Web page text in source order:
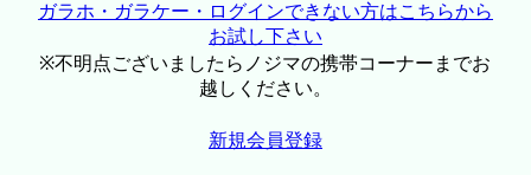
ガラホ・ガラケー・ログインできない方はこちらから
お試し下さい
※不明点ございましたらノジマの携帯コーナーまでお
越しください。
新規会員登録